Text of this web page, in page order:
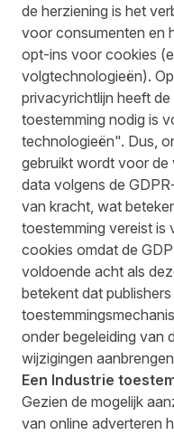
de herziening is het
voor consumenten en
opt-ins voor cookies
volgtechnologieën).
privacyrichtlijn heeft de
toestemming nodig is
technologieën". Dus,
gebruikt wordt voor de
data volgens de
van kracht, wat
toestemming vereist is
cookies omdat de
voldoende acht als
betekent dat publishers
onder begeleiding van
wijzigingen
Een Industrie
Gezien de mogelijk
van online adverteren